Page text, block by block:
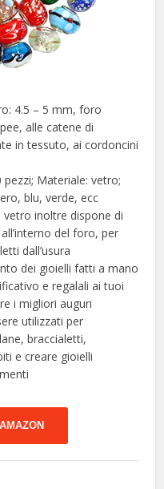
4.5 – 5 mm, foro
alle catene di
in tessuto, ai cordoncini
Materiale: vetro;
blu, verde, ecc
vetro inoltre dispone di
del foro, per
dall’usura
dei gioielli fatti a mano
e regalali ai tuoi
i migliori auguri
utilizzati per
braccialetti,
e creare gioielli